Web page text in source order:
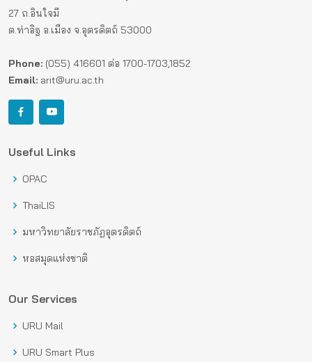
27 ถ.อินใจมี
ต.ท่าอิฐ อ.เมือง จ.อุตรดิตถ์ 53000
Phone: (055) 416601 ต่อ 1700-1703,1852
Email: arit@uru.ac.th
Useful Links
OPAC
ThaiLIS
มหาวิทยาลัยราชภัฏอุตรดิตถ์
หอสมุดแห่งชาติ
Our Services
URU Mail
URU Smart Plus